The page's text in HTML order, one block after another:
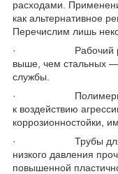
расходами.
как альтернативное
Перечислим лишь
· Рабочий ресурс
выше, чем стальных —
службы.
· Полимерные
к воздействию
коррозионностойки,
· Трубы для
низкого давления
повышенной